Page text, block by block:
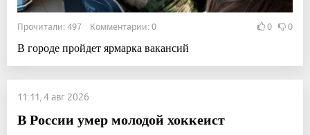
Прочитали: 497 Комментарии: 0 0 0
В городе пройдет ярмарка вакансий
11:11, 4 авг 2026
В России умер молодой хоккеист